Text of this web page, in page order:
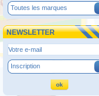
Toutes les marques
NEWSLETTER
Inscription